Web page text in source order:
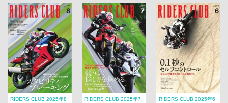
RIDERS CLUB 2025年8
RIDERS CLUB 2025年7
RIDERS CLUB 2025年6